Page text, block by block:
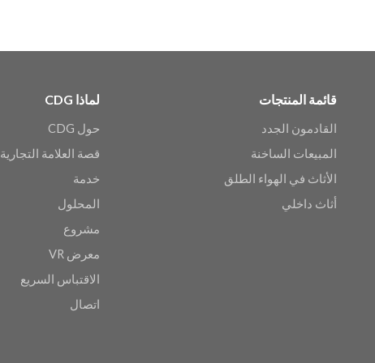
قائمة المنتجات
القادمون الجدد
المبيعات الساخنة
الأثاث في الهواء الطلق
أثاث داخلي
لماذا CDG
حول CDG
قصة العلامة التجارية
خدمة
المحلول
مشروع
معرض VR
الاقتباس السريع
اتصال